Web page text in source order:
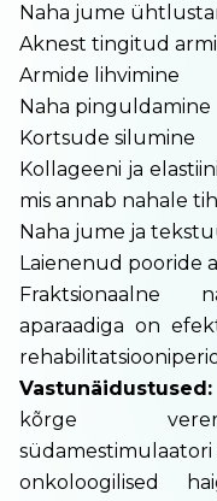
Naha jume
Aknest tingitud
Armide lihvimine
Naha pinguldamine
Kortsude silumine
Kollageeni ja
mis annab nahale
Naha jume ja
Laienenud pooride
Fraktsionaalne
aparaadiga on
Vastunäidustused:
kõrge
südamestimulaatori
onkoloogilised